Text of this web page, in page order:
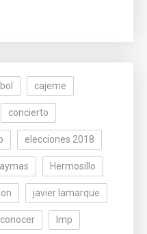
cajeme
concierto
elecciones 2018
Hermosillo
javier lamarque
lmp